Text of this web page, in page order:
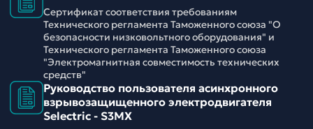
Сертификат соответствия требованиям
Технического регламента Таможенного союза "О
безопасности низковольтного оборудования" и
Технического регламента Таможенного союза
"Электромагнитная совместимость технических
средств"
Руководство пользователя асинхронного
взрывозащищенного электродвигателя
Selectric - S3MX